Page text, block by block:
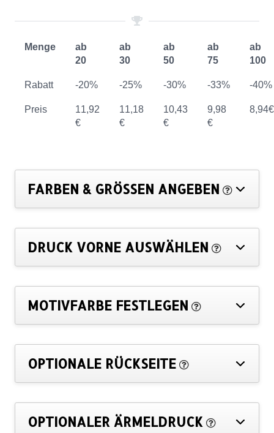
Menge
ab
20
ab
30
ab
50
ab
75
ab
100
Rabatt -20% -25% -30% -33% -40%
Preis
11,92
€
11,18
€
10,43
€
9,98
€
8,94€
FARBEN & GRÖSSEN ANGEBEN
DRUCK VORNE AUSWÄHLEN
MOTIVFARBE FESTLEGEN
OPTIONALE RÜCKSEITE
OPTIONALER ÄRMELDRUCK